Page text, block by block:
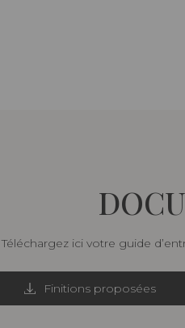
Téléchargez ici votre guide
Finitions proposées